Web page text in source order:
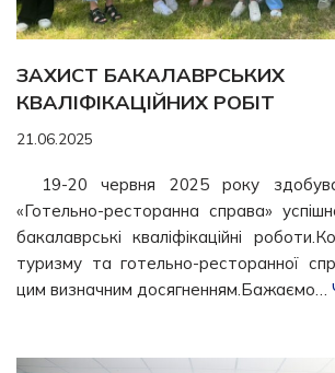
ЗАХИСТ БАКАЛАВРСЬКИХ
КВАЛІФІКАЦІЙНИХ РОБІТ
21.06.2025
19-20 червня 2025 року
«Готельно-ресторанна справа»
бакалаврські кваліфікаційні
туризму та готельно-ресторанної
цим визначним досягненням.Бажаємо…